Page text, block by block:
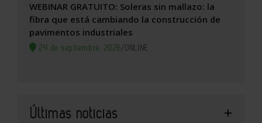
WEBINAR GRATUITO: Soleras sin mallazo: la
fibra que está cambiando la construcción de
pavimentos industriales
24 de septiembre, 2026/ONLINE
Últimas noticias